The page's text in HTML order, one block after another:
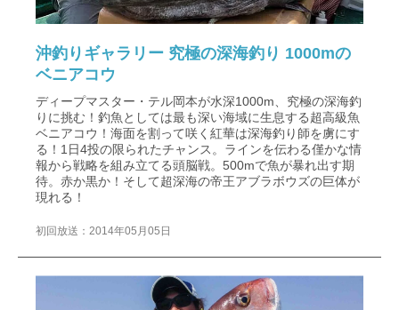
沖釣りギャラリー 究極の深海釣り 1000mの
ベニアコウ
ディープマスター・テル岡本が水深1000m、究極の深海釣
りに挑む！釣魚としては最も深い海域に生息する超高級魚
ベニアコウ！海面を割って咲く紅華は深海釣り師を虜にす
る！1日4投の限られたチャンス。ラインを伝わる僅かな情
報から戦略を組み立てる頭脳戦。500mで魚が暴れ出す期
待。赤か黒か！そして超深海の帝王アブラボウズの巨体が
現れる！
初回放送：2014年05月05日